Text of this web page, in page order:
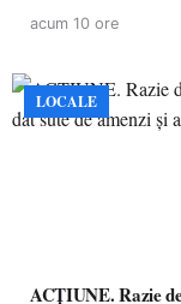
acum 10 ore
LOCALE
ACȚIUNE. Razie